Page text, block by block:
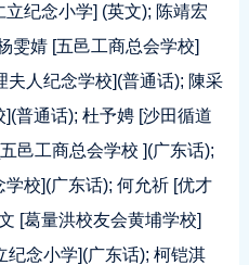
纪念小学] (英文); 陈靖宏
雯婧 [五邑工商总会学校]
夫人纪念学校](普通话); 陳采
普通话); 杜予娉 [沙田循道
邑工商总会学校 ](广东话);
校](广东话); 何允祈 [优才
[葛量洪校友会黄埔学校]
纪念小学](广东话); 柯铠淇